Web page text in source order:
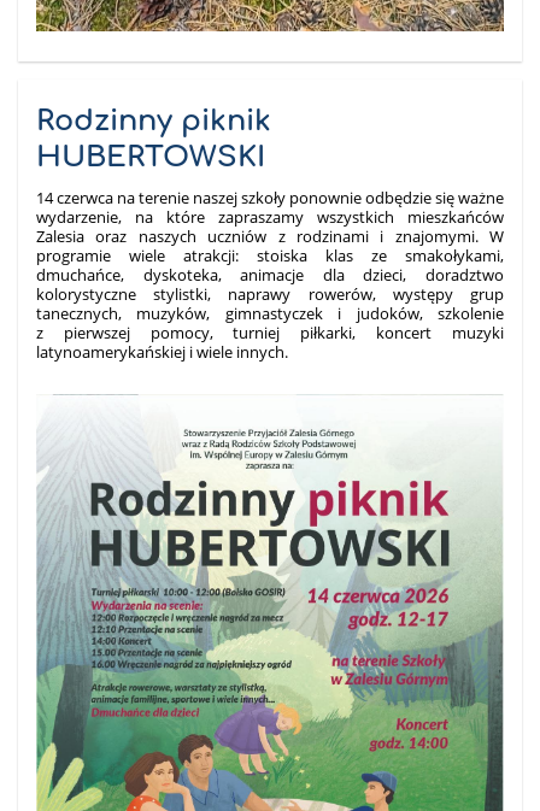
Rodzinny piknik
HUBERTOWSKI
14 czerwca na terenie naszej szkoły ponownie odbędzie się ważne
wydarzenie, na które zapraszamy wszystkich mieszkańców
Zalesia oraz naszych uczniów z rodzinami i znajomymi. W
programie wiele atrakcji: stoiska klas ze smakołykami,
dmuchańce, dyskoteka, animacje dla dzieci, doradztwo
kolorystyczne stylistki, naprawy rowerów, występy grup
tanecznych, muzyków, gimnastyczek i judoków, szkolenie
z pierwszej pomocy, turniej piłkarki, koncert muzyki
latynoamerykańskiej i wiele innych.